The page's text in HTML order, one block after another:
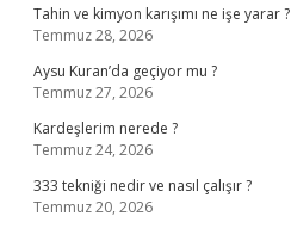
Tahin ve kimyon karışımı ne işe yarar ?
Temmuz 28, 2026
Aysu Kuran’da geçiyor mu ?
Temmuz 27, 2026
Kardeşlerim nerede ?
Temmuz 24, 2026
333 tekniği nedir ve nasıl çalışır ?
Temmuz 20, 2026